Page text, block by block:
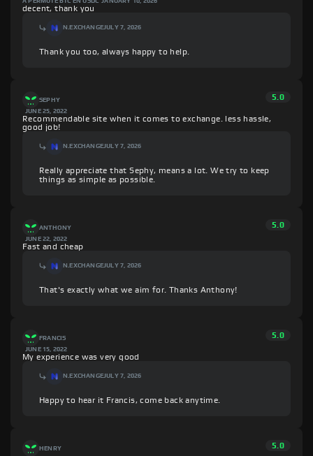
decent, thank you
N.EXCHANGEJULY 7, 2026
Thank you too, always happy to help.
SEPHY
JUNE 25, 2022
5.0
Recommendable site when it comes to exchange. less hassle,
good job!
N.EXCHANGEJULY 7, 2026
Really appreciate that Sephy, means a lot. We try to keep
things as simple as possible.
ANTHONY
JUNE 22, 2022
5.0
Fast and cheap
N.EXCHANGEJULY 7, 2026
That's exactly what we aim for. Thanks Anthony!
FRANCIS
JUNE 15, 2022
5.0
My experience was very good
N.EXCHANGEJULY 7, 2026
Happy to hear it Francis, come back anytime.
HENRY
5.0